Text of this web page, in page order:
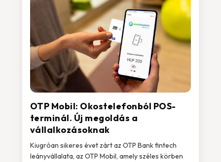
OTP Mobil: Okostelefonból POS-
terminál. Új megoldás a
vállalkozásoknak
Kiugróan sikeres évet zárt az OTP Bank fintech
leányvállalata, az OTP Mobil, amely széles körben